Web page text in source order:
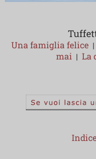
Una famiglia felice|
mai | La